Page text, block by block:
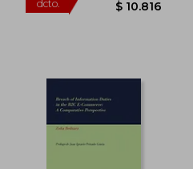
dcto.